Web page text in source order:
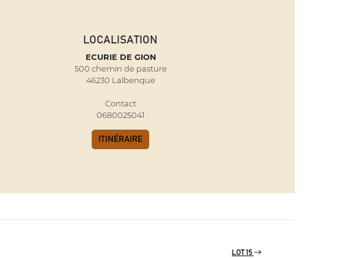
LOCALISATION
ECURIE DE GION
500 chemin de pasture
46230 Lalbenque
Contact
0680025041
ITINÉRAIRE
LOT 15